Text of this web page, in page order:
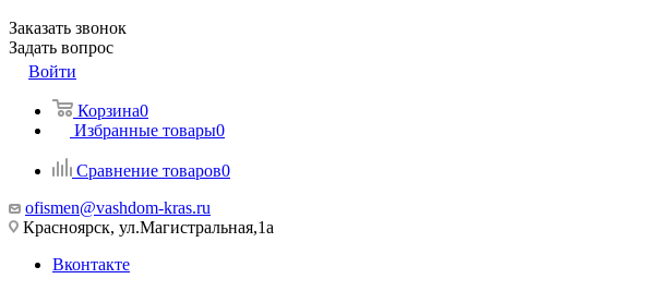
Заказать звонок
Задать вопрос
Войти
Корзина0
Избранные товары0
Сравнение товаров0
ofismen@vashdom-kras.ru
Красноярск, ул.Магистральная,1а
Вконтакте